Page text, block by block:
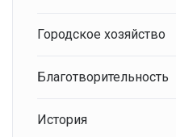
Городское хозяйство
Благотворительность
История